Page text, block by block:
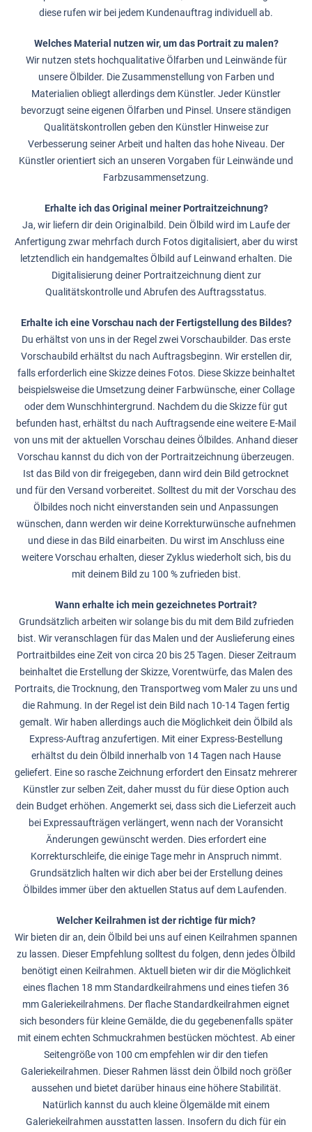
diese rufen wir bei jedem Kundenauftrag individuell ab.
Welches Material nutzen wir, um das Portrait zu malen?
Wir nutzen stets hochqualitative Ölfarben und Leinwände für
unsere Ölbilder. Die Zusammenstellung von Farben und
Materialien obliegt allerdings dem Künstler. Jeder Künstler
bevorzugt seine eigenen Ölfarben und Pinsel. Unsere ständigen
Qualitätskontrollen geben den Künstler Hinweise zur
Verbesserung seiner Arbeit und halten das hohe Niveau. Der
Künstler orientiert sich an unseren Vorgaben für Leinwände und
Farbzusammensetzung.
Erhalte ich das Original meiner Portraitzeichnung?
Ja, wir liefern dir dein Originalbild. Dein Ölbild wird im Laufe der
Anfertigung zwar mehrfach durch Fotos digitalisiert, aber du wirst
letztendlich ein handgemaltes Ölbild auf Leinwand erhalten. Die
Digitalisierung deiner Portraitzeichnung dient zur
Qualitätskontrolle und Abrufen des Auftragsstatus.
Erhalte ich eine Vorschau nach der Fertigstellung des Bildes?
Du erhältst von uns in der Regel zwei Vorschaubilder. Das erste
Vorschaubild erhältst du nach Auftragsbeginn. Wir erstellen dir,
falls erforderlich eine Skizze deines Fotos. Diese Skizze beinhaltet
beispielsweise die Umsetzung deiner Farbwünsche, einer Collage
oder dem Wunschhintergrund. Nachdem du die Skizze für gut
befunden hast, erhältst du nach Auftragsende eine weitere E-Mail
von uns mit der aktuellen Vorschau deines Ölbildes. Anhand dieser
Vorschau kannst du dich von der Portraitzeichnung überzeugen.
Ist das Bild von dir freigegeben, dann wird dein Bild getrocknet
und für den Versand vorbereitet. Solltest du mit der Vorschau des
Ölbildes noch nicht einverstanden sein und Anpassungen
wünschen, dann werden wir deine Korrekturwünsche aufnehmen
und diese in das Bild einarbeiten. Du wirst im Anschluss eine
weitere Vorschau erhalten, dieser Zyklus wiederholt sich, bis du
mit deinem Bild zu 100 % zufrieden bist.
Wann erhalte ich mein gezeichnetes Portrait?
Grundsätzlich arbeiten wir solange bis du mit dem Bild zufrieden
bist. Wir veranschlagen für das Malen und der Auslieferung eines
Portraitbildes eine Zeit von circa 20 bis 25 Tagen. Dieser Zeitraum
beinhaltet die Erstellung der Skizze, Vorentwürfe, das Malen des
Portraits, die Trocknung, den Transportweg vom Maler zu uns und
die Rahmung. In der Regel ist dein Bild nach 10-14 Tagen fertig
gemalt. Wir haben allerdings auch die Möglichkeit dein Ölbild als
Express-Auftrag anzufertigen. Mit einer Express-Bestellung
erhältst du dein Ölbild innerhalb von 14 Tagen nach Hause
geliefert. Eine so rasche Zeichnung erfordert den Einsatz mehrerer
Künstler zur selben Zeit, daher musst du für diese Option auch
dein Budget erhöhen. Angemerkt sei, dass sich die Lieferzeit auch
bei Expressaufträgen verlängert, wenn nach der Voransicht
Änderungen gewünscht werden. Dies erfordert eine
Korrekturschleife, die einige Tage mehr in Anspruch nimmt.
Grundsätzlich halten wir dich aber bei der Erstellung deines
Ölbildes immer über den aktuellen Status auf dem Laufenden.
Welcher Keilrahmen ist der richtige für mich?
Wir bieten dir an, dein Ölbild bei uns auf einen Keilrahmen spannen
zu lassen. Dieser Empfehlung solltest du folgen, denn jedes Ölbild
benötigt einen Keilrahmen. Aktuell bieten wir dir die Möglichkeit
eines flachen 18 mm Standardkeilrahmens und eines tiefen 36
mm Galeriekeilrahmens. Der flache Standardkeilrahmen eignet
sich besonders für kleine Gemälde, die du gegebenenfalls später
mit einem echten Schmuckrahmen bestücken möchtest. Ab einer
Seitengröße von 100 cm empfehlen wir dir den tiefen
Galeriekeilrahmen. Dieser Rahmen lässt dein Ölbild noch größer
aussehen und bietet darüber hinaus eine höhere Stabilität.
Natürlich kannst du auch kleine Ölgemälde mit einem
Galeriekeilrahmen ausstatten lassen. Insofern du dich für ein